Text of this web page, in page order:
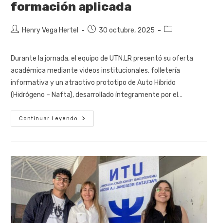
formación aplicada
Henry Vega Hertel 30 octubre, 2025
Durante la jornada, el equipo de UTN.LR presentó su oferta
académica mediante videos institucionales, folletería
informativa y un atractivo prototipo de Auto Híbrido
(Hidrógeno – Nafta), desarrollado íntegramente por el…
Continuar Leyendo